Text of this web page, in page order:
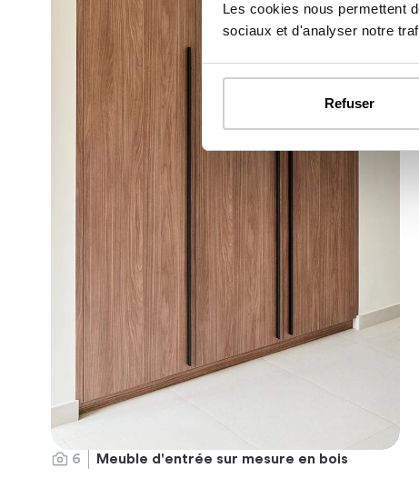
Les cookies nous permettent
sociaux et d'analyser notre
Refuser
6 Meuble d'entrée sur mesure en bois